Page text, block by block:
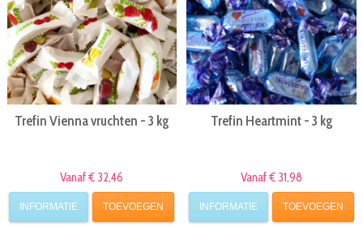
Trefin Vienna vruchten - 3 kg
Vanaf € 32,46
INFORMATIE TOEVOEGEN
Trefin Heartmint - 3 kg
Vanaf € 31,98
INFORMATIE TOEVOEGEN